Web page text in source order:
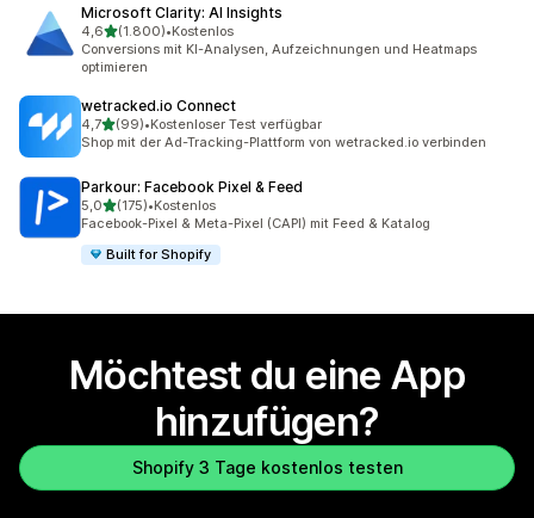
Microsoft Clarity: AI Insights
4,6von 5 Sternen
(1.800)
1800 Rezensionen insgesamt
•Kostenlos
Conversions mit KI-Analysen, Aufzeichnungen und Heatmaps
optimieren
wetracked.io Connect
4,7von 5 Sternen
(99)
99 Rezensionen insgesamt
•Kostenloser Test verfügbar
Shop mit der Ad-Tracking-Plattform von wetracked.io verbinden
Parkour: Facebook Pixel & Feed
5,0von 5 Sternen
(175)
175 Rezensionen insgesamt
•Kostenlos
Facebook-Pixel & Meta-Pixel (CAPI) mit Feed & Katalog
Built for Shopify
Möchtest du eine App
hinzufügen?
Shopify 3 Tage kostenlos testen